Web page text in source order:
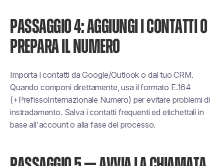
PASSAGGIO 4: AGGIUNGI I CONTATTI O
PREPARA IL NUMERO
Importa i contatti da Google/Outlook o dal tuo CRM.
Quando componi direttamente, usa il formato E.164
(+PrefissoInternazionale Numero) per evitare problemi di
instradamento. Salva i contatti frequenti ed etichettali in
base all'account o alla fase del processo.